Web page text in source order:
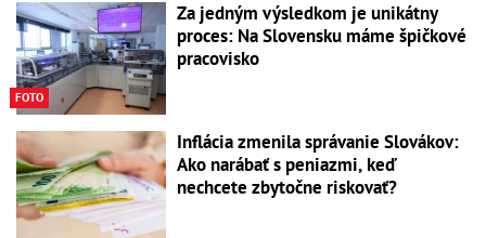
FOTO
Za jedným výsledkom je unikátny
proces: Na Slovensku máme špičkové
pracovisko
Inflácia zmenila správanie Slovákov:
Ako narábať s peniazmi, keď
nechcete zbytočne riskovať?